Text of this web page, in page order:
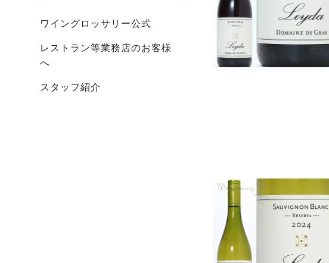
ワイングロッサリー公式
レストラン等業務店のお客様
へ
スタッフ紹介